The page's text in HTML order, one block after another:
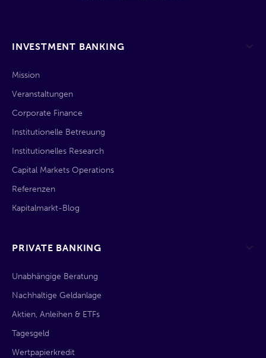
INVESTMENT BANKING
Mission
Veranstaltungen
Corporate Finance
Institutionelle Betreuung
Institutionelles Research
Capital Markets Operations
Referenzen
Kapitalmarkt-Blog
PRIVATE BANKING
Unabhängige Beratung
Nachhaltige Geldanlage
Aktien, Anleihen & ETFs
Tagesgeld
Wertpapierkredit